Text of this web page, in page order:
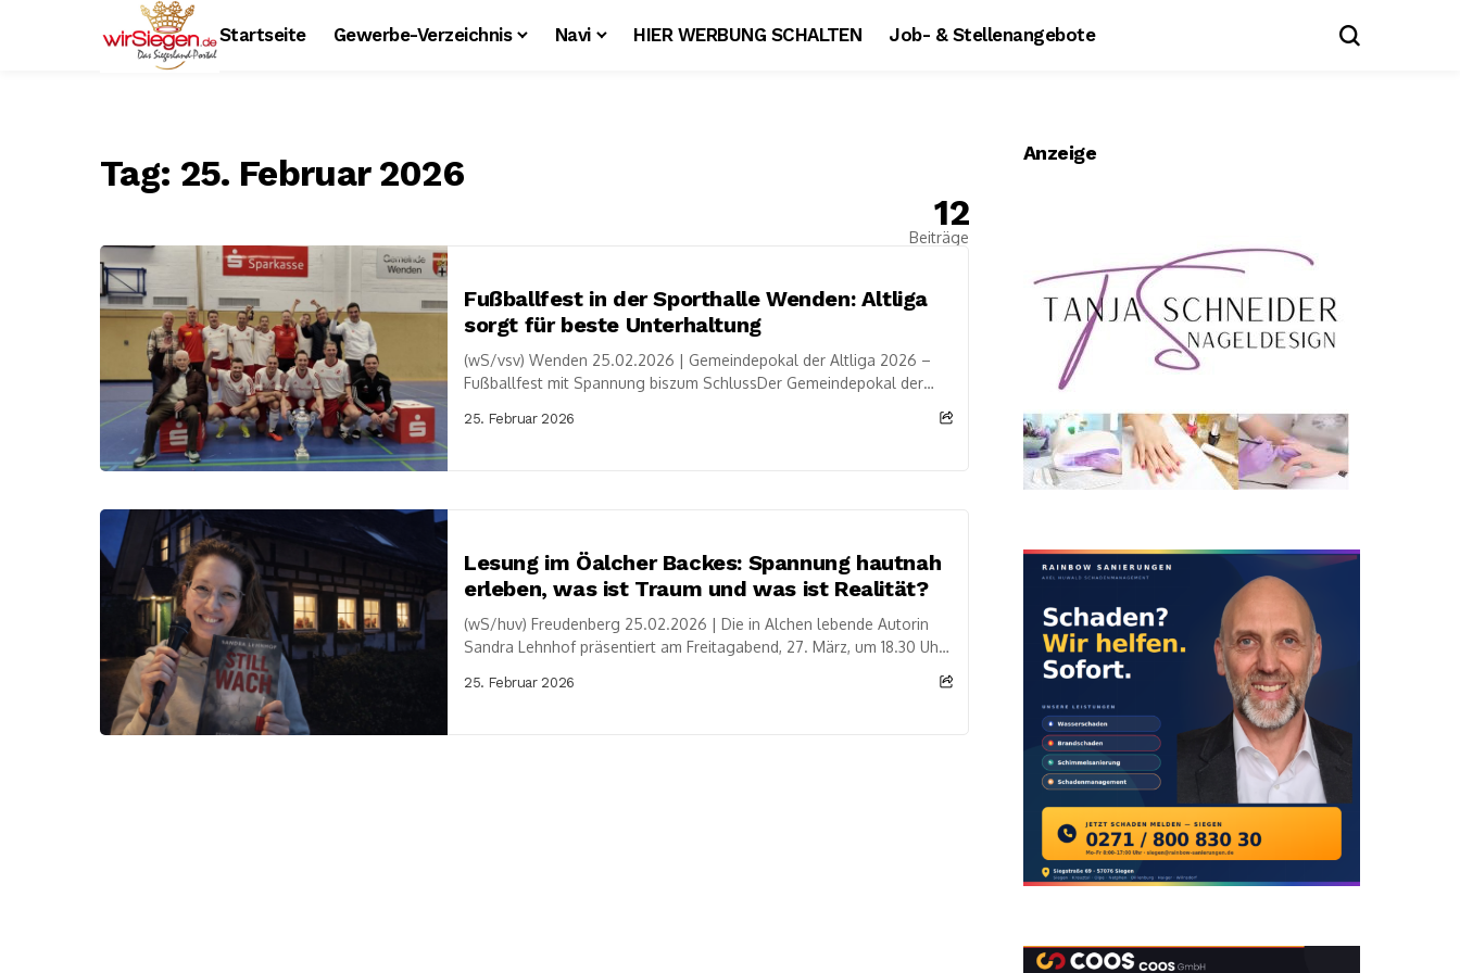
Startseite Gewerbe-Verzeichnis Navi HIER WERBUNG SCHALTEN Job- & Stellenangebote
Tag: 25. Februar 2026
12
Beiträge
Fußballfest in der Sporthalle Wenden: Altliga
sorgt für beste Unterhaltung
(wS/vsv) Wenden 25.02.2026 | Gemeindepokal der Altliga 2026 –
Fußballfest mit Spannung biszum SchlussDer Gemeindepokal der
25. Februar 2026
Lesung im Öalcher Backes: Spannung hautnah
erleben, was ist Traum und was ist Realität?
(wS/huv) Freudenberg 25.02.2026 | Die in Alchen lebende Autorin
Sandra Lehnhof präsentiert am Freitagabend, 27. März, um 18.30 Uhr
25. Februar 2026
Anzeige